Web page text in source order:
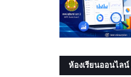
ห้องเรียนออนไล